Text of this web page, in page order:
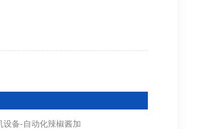
设备-自动化辣椒酱加